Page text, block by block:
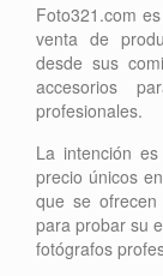
Foto321.com
venta de
desde sus
accesorios
profesionales.
La intención
precio únicos
que se
para probar su
fotógrafos